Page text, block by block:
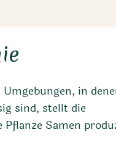
Umgebungen, in
sind, stellt die
Samen